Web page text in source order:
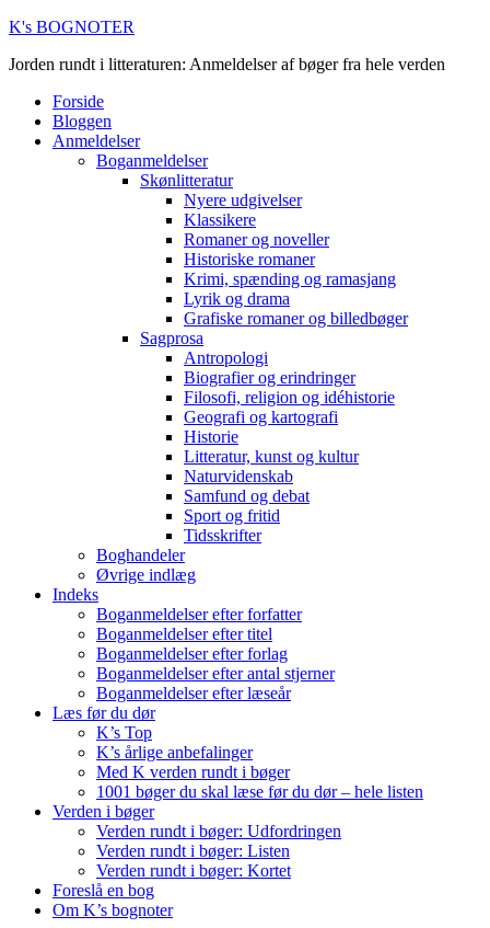
K's BOGNOTER
Jorden rundt i litteraturen: Anmeldelser af bøger fra hele verden
Forside
Bloggen
Anmeldelser
Boganmeldelser
Skønlitteratur
Nyere udgivelser
Klassikere
Romaner og noveller
Historiske romaner
Krimi, spænding og ramasjang
Lyrik og drama
Grafiske romaner og billedbøger
Sagprosa
Antropologi
Biografier og erindringer
Filosofi, religion og idéhistorie
Geografi og kartografi
Historie
Litteratur, kunst og kultur
Naturvidenskab
Samfund og debat
Sport og fritid
Tidsskrifter
Boghandeler
Øvrige indlæg
Indeks
Boganmeldelser efter forfatter
Boganmeldelser efter titel
Boganmeldelser efter forlag
Boganmeldelser efter antal stjerner
Boganmeldelser efter læseår
Læs før du dør
K’s Top
K’s årlige anbefalinger
Med K verden rundt i bøger
1001 bøger du skal læse før du dør – hele listen
Verden i bøger
Verden rundt i bøger: Udfordringen
Verden rundt i bøger: Listen
Verden rundt i bøger: Kortet
Foreslå en bog
Om K’s bognoter